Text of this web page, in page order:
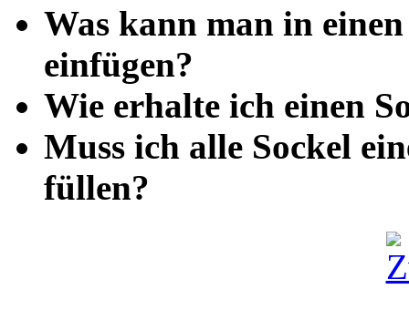
Was kann man in
einfügen?
Wie erhalte ich einen
Muss ich alle Sockel
füllen?